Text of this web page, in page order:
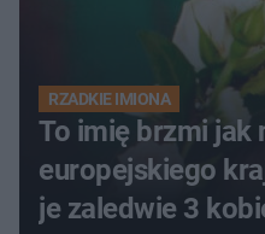
RZADKIE IMIONA
To imię brzmi jak
europejskiego
je zaledwie 3